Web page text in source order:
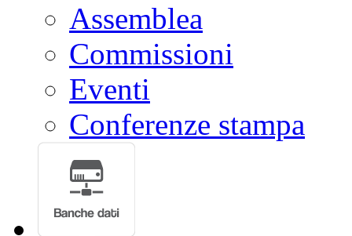
Assemblea
Commissioni
Eventi
Conferenze stampa